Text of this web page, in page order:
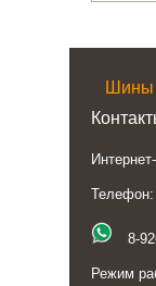
Шины
8-
Режим